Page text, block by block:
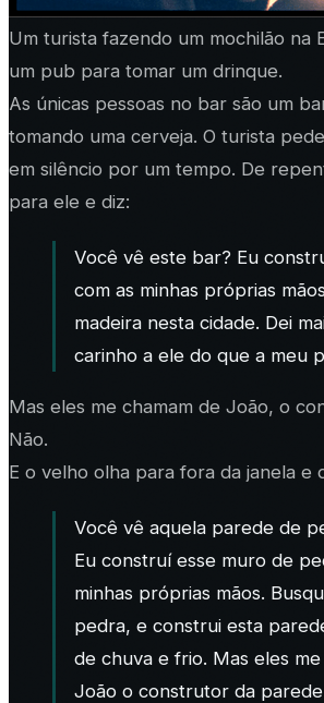
Um turista fazendo um mochilão na
um pub para tomar um drinque.
As únicas pessoas no bar são um
tomando uma cerveja. O turista
em silêncio por um tempo. De
para ele e diz:
Você vê este bar? Eu
com as minhas próprias
madeira nesta cidade. Dei
carinho a ele do que a meu
Mas eles me chamam de João, o
Não.
E o velho olha para fora da janela e
Você vê aquela parede de
Eu construí esse muro de
minhas próprias mãos.
pedra, e construi esta
de chuva e frio. Mas eles
João o construtor da